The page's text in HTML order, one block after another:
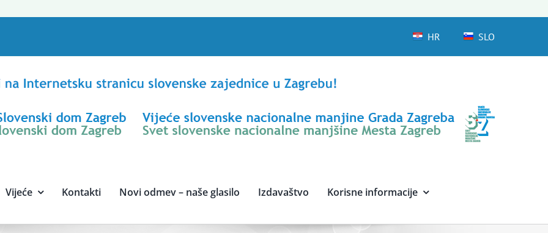
HR SLO
Vijeće Kontakti Novi odmev – naše glasilo Izdavaštvo Korisne informacije